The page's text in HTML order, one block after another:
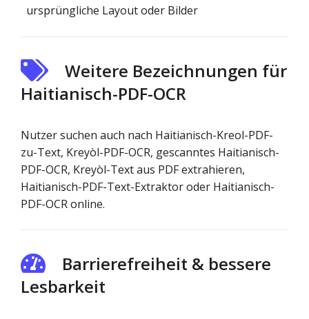
ursprüngliche Layout oder Bilder
Weitere Bezeichnungen für
Haitianisch-PDF-OCR
Nutzer suchen auch nach Haitianisch-Kreol-PDF-
zu-Text, Kreyòl-PDF-OCR, gescanntes Haitianisch-
PDF-OCR, Kreyòl-Text aus PDF extrahieren,
Haitianisch-PDF-Text-Extraktor oder Haitianisch-
PDF-OCR online.
Barrierefreiheit & bessere
Lesbarkeit